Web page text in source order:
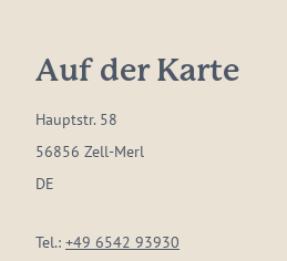
Auf der Karte
Hauptstr. 58
56856 Zell-Merl
DE
Tel.: +49 6542 93930